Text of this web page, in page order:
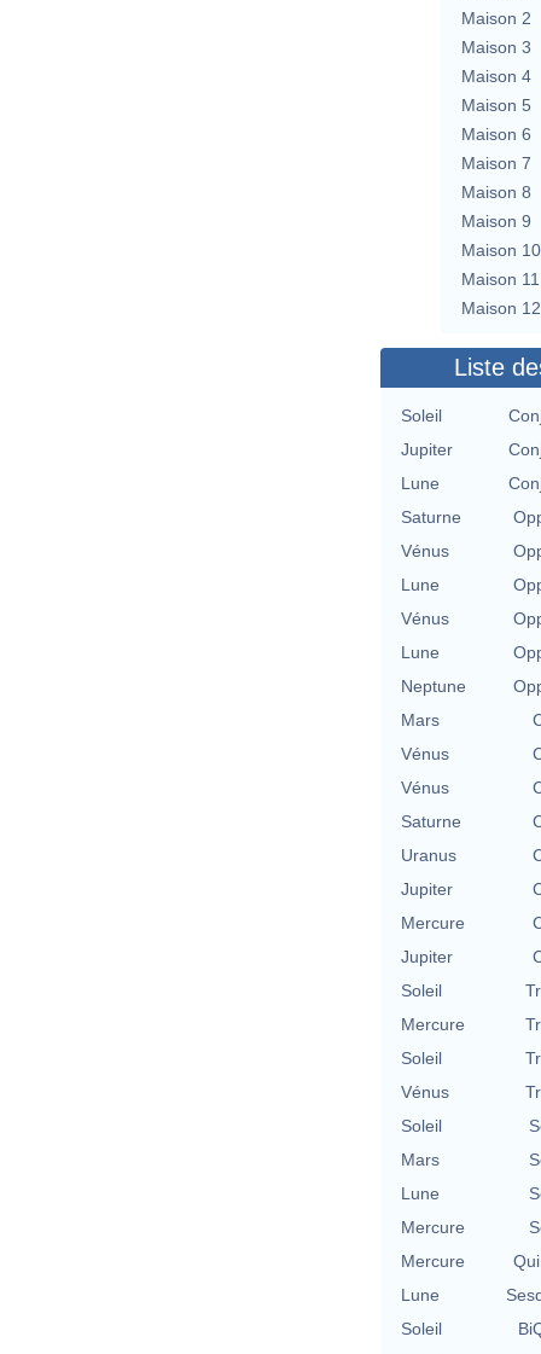
Maison 2
Maison 3
Maison 4
Maison 5
Maison 6
Maison 7
Maison 8
Maison 9
Maison 10
Maison 11
Maison 12
Liste
Soleil
Jupiter
Lune
Saturne
Vénus
Lune
Vénus
Lune
Neptune
Mars
Vénus
Vénus
Saturne
Uranus
Jupiter
Mercure
Jupiter
Soleil
Mercure
Soleil
Vénus
Soleil
Mars
Lune
Mercure
Mercure
Lune
Soleil